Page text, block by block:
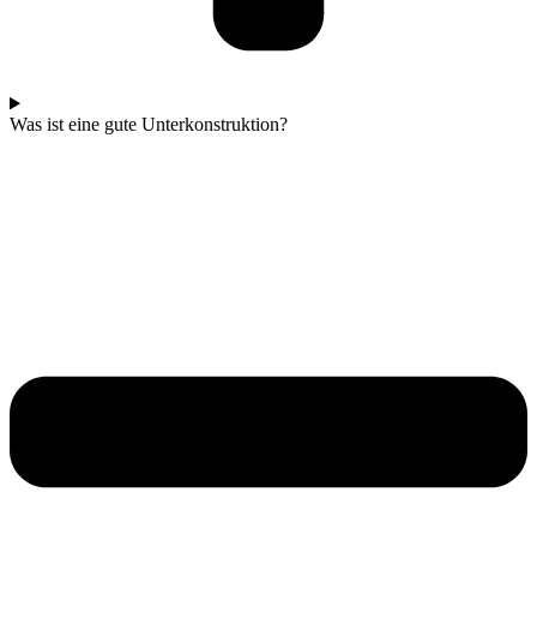
Was ist eine gute Unterkonstruktion?